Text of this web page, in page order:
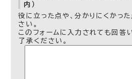
内）
役に立った点や、分かりにくかっ
さい。
このフォームに入力されても回答
了承ください。